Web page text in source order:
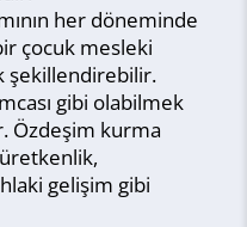
her döneminde
çocuk mesleki
şekillendirebilir.
gibi olabilmek
Özdeşim kurma
gelişim gibi